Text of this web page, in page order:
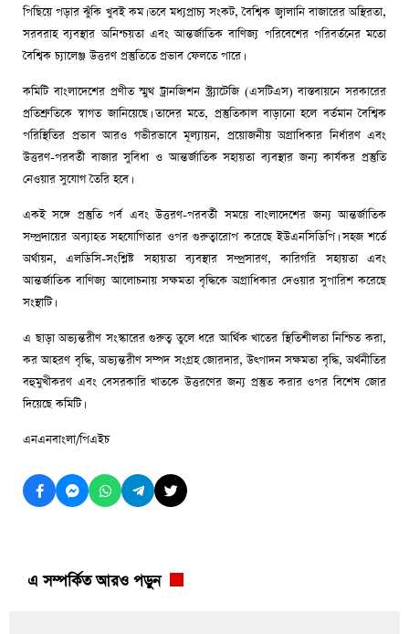
পিছিয়ে পড়ার ঝুঁকি খুবই কম। তবে মধ্যপ্রাচ্য সংকট, বৈশ্বিক জ্বালানি বাজারের অস্থিরতা,
সরবরাহ ব্যবস্থার অনিশ্চয়তা এবং আন্তর্জাতিক বাণিজ্য পরিবেশের পরিবর্তনের মতো
বৈশ্বিক চ্যালেঞ্জ উত্তরণ প্রস্তুতিতে প্রভাব ফেলতে পারে।
কমিটি বাংলাদেশের প্রণীত স্মুথ ট্রানজিশন স্ট্র্যাটেজি (এসটিএস) বাস্তবায়নে সরকারের
প্রতিশ্রুতিকে স্বাগত জানিয়েছে। তাদের মতে, প্রস্তুতিকাল বাড়ানো হলে বর্তমান বৈশ্বিক
পরিস্থিতির প্রভাব আরও গভীরভাবে মূল্যায়ন, প্রয়োজনীয় অগ্রাধিকার নির্ধারণ এবং
উত্তরণ-পরবর্তী বাজার সুবিধা ও আন্তর্জাতিক সহায়তা ব্যবস্থার জন্য কার্যকর প্রস্তুতি
নেওয়ার সুযোগ তৈরি হবে।
একই সঙ্গে প্রস্তুতি পর্ব এবং উত্তরণ-পরবর্তী সময়ে বাংলাদেশের জন্য আন্তর্জাতিক
সম্প্রদায়ের অব্যাহত সহযোগিতার ওপর গুরুত্বারোপ করেছে ইউএনসিডিপি। সহজ শর্তে
অর্থায়ন, এলডিসি-সংশ্লিষ্ট সহায়তা ব্যবস্থার সম্প্রসারণ, কারিগরি সহায়তা এবং
আন্তর্জাতিক বাণিজ্য আলোচনায় সক্ষমতা বৃদ্ধিকে অগ্রাধিকার দেওয়ার সুপারিশ করেছে
সংস্থাটি।
এ ছাড়া অভ্যন্তরীণ সংস্কারের গুরুত্ব তুলে ধরে আর্থিক খাতের স্থিতিশীলতা নিশ্চিত করা,
কর আহরণ বৃদ্ধি, অভ্যন্তরীণ সম্পদ সংগ্রহ জোরদার, উৎপাদন সক্ষমতা বৃদ্ধি, অর্থনীতির
বহুমুখীকরণ এবং বেসরকারি খাতকে উত্তরণের জন্য প্রস্তুত করার ওপর বিশেষ জোর
দিয়েছে কমিটি।
এনএনবাংলা/পিএইচ
এ সম্পর্কিত আরও পড়ুন